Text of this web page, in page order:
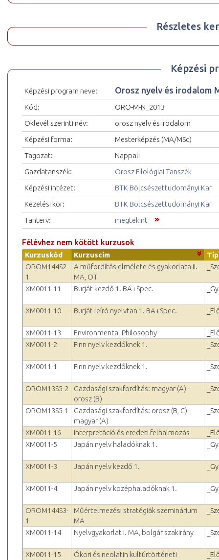
Részletes
Képzési
Képzési program neve: Orosz nyelv és irodalom
Kód:
ORO-M-N_2013
Oklevél szerinti név:
orosz nyelv és irodalom
Képzési forma:
Mesterképzés (MA/MSc)
Tagozat:
Nappali
Gazdatanszék:
Orosz Filológiai Tanszék
Képzési intézet:
BTK Bölcsészettudományi Kar
Kezelési kör:
BTK Bölcsészettudományi Kar
Tanterv:
megtekint
Félévhez nem kötött kurzusok
Kurzuskód Kurzuscím
OROM144S2-
1
A műfordítás elmélete és gyakorlata II.
MA, OT
XM0011-11 Burját kezdő 1. BA+Spec.
XM0011-10 Burját leíró nyelvtan 1. BA+Spec.
XM0011-13 Environmental Philosophy
XM0011-2
Finn nyelv kezdőknek 1.
XM0011-1 Finn nyelv kezdőknek 1.
OROM13S5-2
Gazdasági szakfordítás: magyar (A) -
orosz (B)
OROM13S5-1
Gazdasági szakfordítás: orosz (B, C) -
magyar (A)
XM0011-16 Interpretáció és eredeti felhalmozás
XM0011-5
Japán nyelv haladóknak 1.
XM0011-3 Japán nyelv kezdő 1.
XM0011-4 Japán nyelv középhaladóknak 1.
OROM144S3-
1
Műértelmezési stratégiák szeminárium
MA
XM0011-14 Nyelvgyakorlat I. MA, bolgár szakirány
XM0011-15
Ókori és neolatin kultúrtörténeti